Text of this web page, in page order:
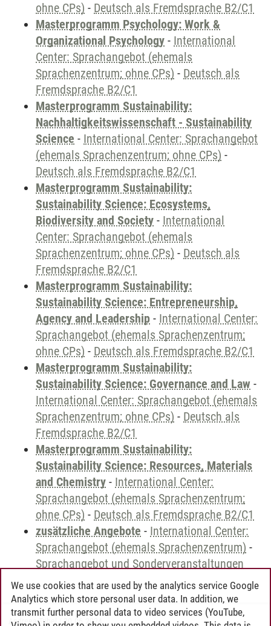
ohne CPs) - Deutsch als Fremdsprache B2/C1
Masterprogramm Psychology: Work &
Organizational Psychology - International
Center: Sprachangebot (ehemals
Sprachenzentrum; ohne CPs) - Deutsch als
Fremdsprache B2/C1
Masterprogramm Sustainability:
Nachhaltigkeitswissenschaft - Sustainability
Science - International Center: Sprachangebot
(ehemals Sprachenzentrum; ohne CPs) -
Deutsch als Fremdsprache B2/C1
Masterprogramm Sustainability:
Sustainability Science: Ecosystems,
Biodiversity and Society - International
Center: Sprachangebot (ehemals
Sprachenzentrum; ohne CPs) - Deutsch als
Fremdsprache B2/C1
Masterprogramm Sustainability:
Sustainability Science: Entrepreneurship,
Agency and Leadership - International Center:
Sprachangebot (ehemals Sprachenzentrum;
ohne CPs) - Deutsch als Fremdsprache B2/C1
Masterprogramm Sustainability:
Sustainability Science: Governance and Law -
International Center: Sprachangebot (ehemals
Sprachenzentrum; ohne CPs) - Deutsch als
Fremdsprache B2/C1
Masterprogramm Sustainability:
Sustainability Science: Resources, Materials
and Chemistry - International Center:
Sprachangebot (ehemals Sprachenzentrum;
ohne CPs) - Deutsch als Fremdsprache B2/C1
zusätzliche Angebote - International Center:
Sprachangebot (ehemals Sprachenzentrum) -
Sprachangebot und Sonderveranstaltungen
Andreea Tribel 30.06.2024
We use cookies that are used by the analytics service Google
Analytics which store personal user data. In addition, we
transmit further personal data to video services (YouTube,